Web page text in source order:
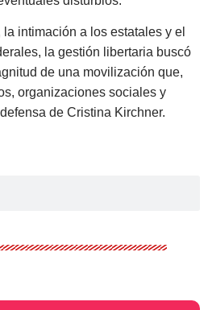
intimación a los estatales y el
la gestión libertaria buscó
de una movilización que,
organizaciones sociales y
de Cristina Kirchner.